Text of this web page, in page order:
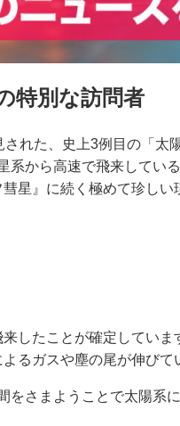
特別な訪問者
れた、史上3例目の「太
から高速で飛来してい
星』に続く極めて珍しい
したことが確定していま
るガスや塵の尾が伸びて
をさまようことで太陽系